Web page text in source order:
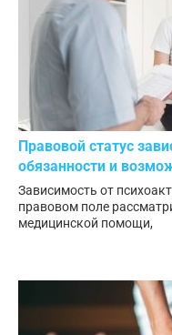
Правовой статус
обязанности и
Зависимость от
правовом поле
медицинской помощи,